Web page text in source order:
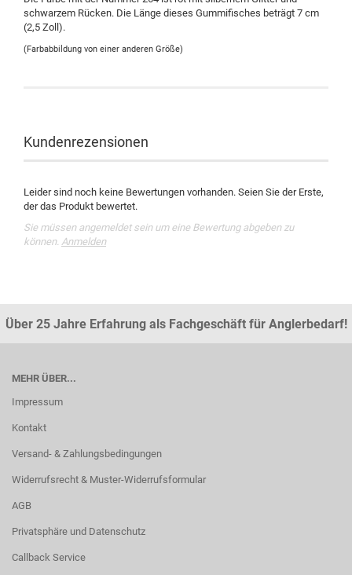
schwarzem Rücken. Die Länge dieses Gummifisches beträgt 7 cm
(2,5 Zoll).
(Farbabbildung von einer anderen Größe)
Kundenrezensionen
Leider sind noch keine Bewertungen vorhanden. Seien Sie der Erste,
der das Produkt bewertet.
Sie müssen angemeldet sein um eine Bewertung abgeben zu
können. Anmelden
Über 25 Jahre Erfahrung als Fachgeschäft für Anglerbedarf!
MEHR ÜBER...
Impressum
Kontakt
Versand- & Zahlungsbedingungen
Widerrufsrecht & Muster-Widerrufsformular
AGB
Privatsphäre und Datenschutz
Callback Service